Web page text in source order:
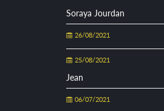
Soraya Jourdan
26/08/2021
25/08/2021
Jean
06/07/2021